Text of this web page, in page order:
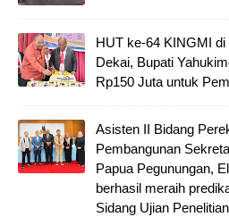
HUT ke-64 KINGMI di
Dekai, Bupati
Rp150 Juta untuk
Asisten II Bidang
Pembangunan
Papua Pegunungan,
berhasil meraih
Sidang Ujian